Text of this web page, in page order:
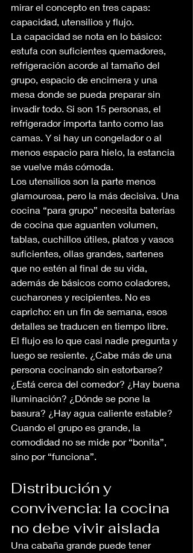
mirar el concepto en tres capas:
capacidad, utensilios y flujo.
La capacidad se nota en lo básico:
estufa con suficientes quemadores,
refrigeración acorde al tamaño del
grupo, espacio de encimera y una
mesa donde se pueda preparar sin
invadir todo. Si son 15 personas, el
refrigerador importa tanto como las
camas. Y si hay un congelador o al
menos espacio para hielo, la estancia
se vuelve más cómoda.
Los utensilios son la parte menos
glamourosa, pero la más decisiva. Una
cocina “para grupo” necesita baterías
de cocina que aguanten volumen,
tablas, cuchillos útiles, platos y vasos
suficientes, ollas grandes, sartenes
que no estén al final de su vida,
además de básicos como coladores,
cucharones y recipientes. No es
capricho: en un fin de semana, esos
detalles se traducen en tiempo libre.
El flujo es lo que casi nadie pregunta y
luego se resiente. ¿Cabe más de una
persona cocinando sin estorbarse?
¿Está cerca del comedor? ¿Hay buena
iluminación? ¿Dónde se pone la
basura? ¿Hay agua caliente estable?
Cuando el grupo es grande, la
comodidad no se mide por “bonita”,
sino por “funciona”.
Distribución y
convivencia: la cocina
no debe vivir aislada
Una cabaña grande puede tener